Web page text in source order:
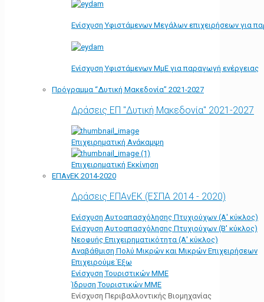
Ενίσχυση Υφιστάμενων Μεγάλων επιχειρήσεων για
Ενίσχυση Υφιστάμενων ΜμΕ για παραγωγή ενέργειας
Πρόγραμμα “Δυτική Μακεδονία” 2021-2027
Δράσεις ΕΠ "Δυτική Μακεδονία" 2021-2027
Επιχειρηματική Ανάκαμψη
Επιχειρηματική Εκκίνηση
ΕΠΑνΕΚ 2014-2020
Δράσεις ΕΠΑνΕΚ (ΕΣΠΑ 2014 - 2020)
Ενίσχυση Αυτοαπασχόλησης Πτυχιούχων (Α' κύκλος)
Ενίσχυση Αυτοαπασχόλησης Πτυχιούχων (Β' κύκλος)
Νεοφυής Επιχειρηματικότητα (Α' κύκλος)
Αναβάθμιση Πολύ Μικρών και Μικρών Επιχειρήσεων
Επιχειρούμε Έξω
Ενίσχυση Τουριστικών ΜΜΕ
Ίδρυση Τουριστικών ΜΜΕ
Ενίσχυση Περιβαλλοντικής Βιομηχανίας